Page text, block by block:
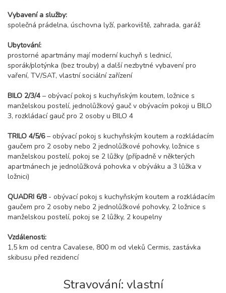
Vybavení a služby:
společná prádelna, úschovna lyží, parkoviště, zahrada, garáž
Ubytování:
prostorné apartmány mají moderní kuchyň s lednicí,
sporák/plotýnka (bez trouby) a další nezbytné vybavení pro
vaření, TV/SAT, vlastní sociální zařízení
BILO 2/3/4 – obývací pokoj s kuchyňským koutem, ložnice s
manželskou postelí, jednolůžkový gauč v obývacím pokoji u BILO
3, rozkládací gauč pro 2 osoby u BILO 4
TRILO 4/5/6– obývací pokoj s kuchyňským koutem a rozkládacím
gaučem pro 2 osoby nebo 2 jednolůžkové pohovky, ložnice s
manželskou postelí, pokoj se 2 lůžky (případně v některých
apartmánech je jednolůžková pohovka v obýváku a 3 lůžka v
ložnici)
QUADRI 6/8- obývací pokoj s kuchyňským koutem a rozkládacím
gaučem pro 2 osoby nebo 2 jednolůžkové pohovky, 2 ložnice s
manželskou postelí, pokoj se 2 lůžky, 2 koupelny
Vzdálenosti:
1,5 km od centra Cavalese, 800 m od vleků Cermis, zastávka
skibusu před rezidencí
Stravování: vlastní